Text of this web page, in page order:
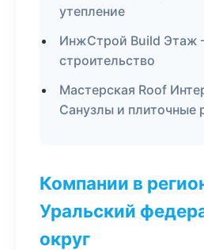
утепление
ИнжСтрой Build Этаж
строительство
Мастерская Roof
Санузлы и плиточные
Компании в
Уральский
округ